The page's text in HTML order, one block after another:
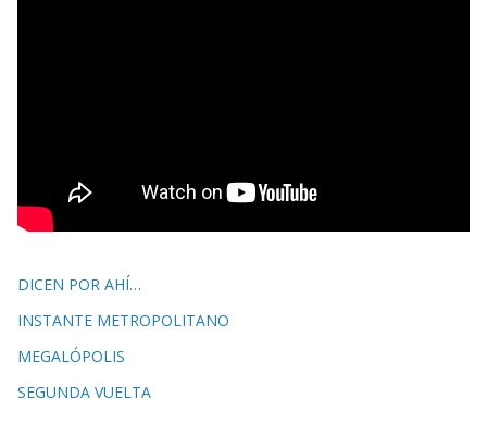
DICEN POR AHÍ…
INSTANTE METROPOLITANO
MEGALÓPOLIS
SEGUNDA VUELTA